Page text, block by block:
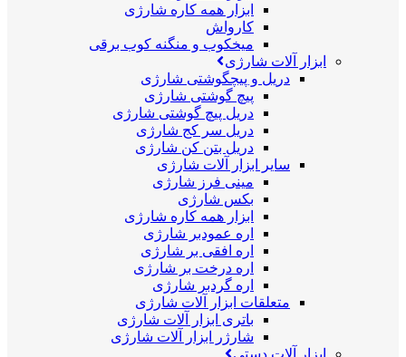
ابزار همه کاره شارژی
کارواش
میخکوب و منگنه کوب برقی
ابزار آلات شارژی
دریل و پیچگوشتی شارژی
پیچ گوشتی شارژی
دریل پیچ گوشتی شارژی
دریل سر کج شارژی
دریل بتن کن شارژی
سایر ابزار آلات شارژی
مینی فرز شارژی
بکس شارژی
ابزار همه کاره شارژی
اره عمودبر شارژی
اره افقی بر شارژی
اره درخت بر شارژی
اره گردبر شارژی
متعلقات ابزار آلات شارژی
باتری ابزار آلات شارژی
شارژر ابزار آلات شارژی